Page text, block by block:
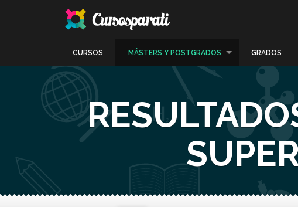
CURSOS MÁSTERS Y POSTGRADOS GRADOS